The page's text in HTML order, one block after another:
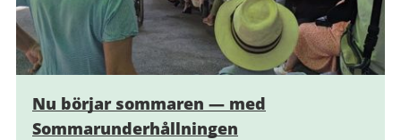
Nu börjar sommaren — med
Sommarunderhållningen